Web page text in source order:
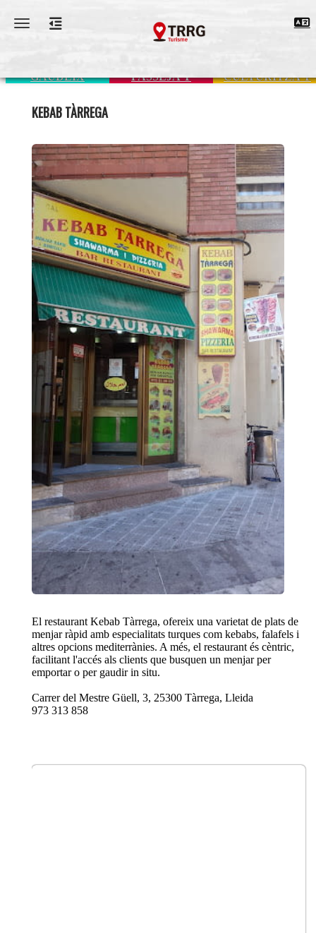
Toggle navigation
GAUDEIX PASSEJA'T CULTURITZA'T
KEBAB TÀRREGA
El restaurant Kebab Tàrrega, ofereix una varietat de plats de
menjar ràpid amb especialitats turques com kebabs, falafels i
altres opcions mediterrànies. A més, el restaurant és cèntric,
facilitant l'accés als clients que busquen un menjar per
emportar o per gaudir in situ​.
Carrer del Mestre Güell, 3, 25300 Tàrrega, Lleida
973 313 858